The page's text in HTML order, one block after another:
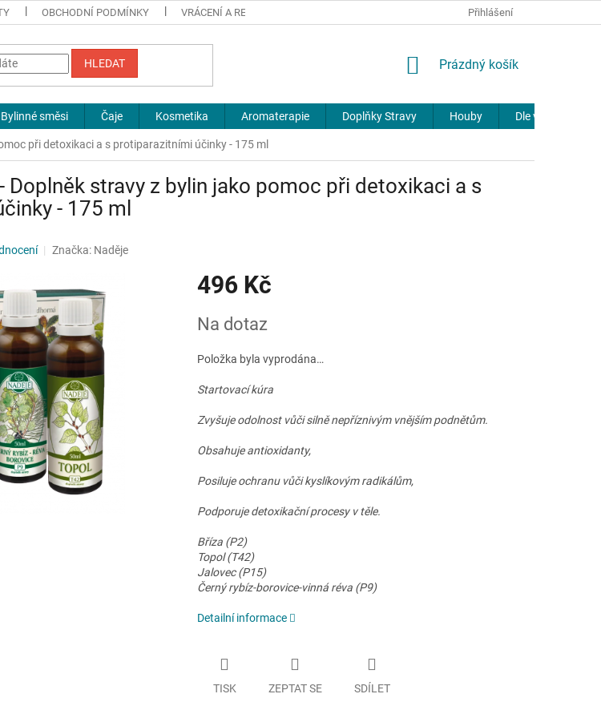
OBCHODNÍ PODMÍNKY VRÁCENÍ A REKLAMACE JOURNAL
Přihlášení
HLEDAT
NÁKUPNÍ
Prázdný košík
Bylinné směsi Čaje Kosmetika Aromaterapie Doplňky Stravy Houby Dle výrobců
při detoxikaci a s protiparazitními účinky - 175 ml
Doplněk stravy z bylin jako pomoc při detoxikaci a s
- 175 ml
Značka: Naděje
496 Kč
cena:
Na dotaz
Položka byla vyprodána…
Startovací kúra
Zvyšuje odolnost vůči silně nepříznivým vnějším podnětům.
Obsahuje antioxidanty,
Posiluje ochranu vůči kyslíkovým radikálům,
Podporuje detoxikační procesy v těle.
Bříza (P2)
Topol (T42)
Jalovec (P15)
Černý rybíz-borovice-vinná réva (P9)
Detailní informace
TISK ZEPTAT SE SDÍLET